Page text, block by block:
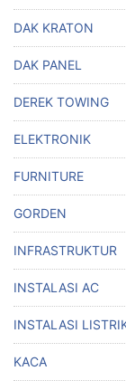
DAK KRATON
DAK PANEL
DEREK TOWING
ELEKTRONIK
FURNITURE
GORDEN
INFRASTRUKTUR
INSTALASI AC
INSTALASI
KACA